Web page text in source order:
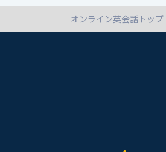
オンライン英会話トップ